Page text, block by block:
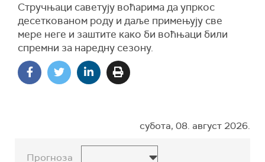
Стручњаци саветују воћарима да упркос
десеткованом роду и даље примењују све
мере неге и заштите како би воћњаци били
спремни за наредну сезону.
субота, 08. август 2026.
Прогноза